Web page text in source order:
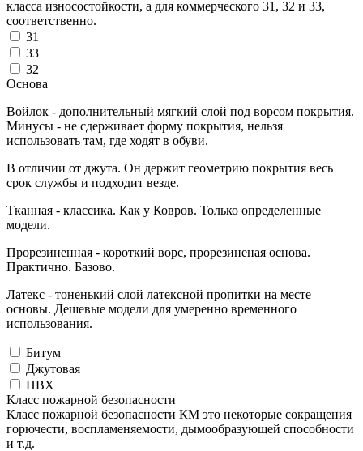
класса износостойкости, а для коммерческого 31, 32 и 33,
соответственно.
31
33
32
Основа
Войлок - дополнительный мягкий слой под ворсом покрытия.
Минусы - не сдерживает форму покрытия, нельзя
использовать там, где ходят в обуви.
В отличии от джута. Он держит геометрию покрытия весь
срок службы и подходит везде.
Тканная - классика. Как у Ковров. Только определенные
модели.
Прорезиненная - короткий ворс, прорезиненая основа.
Практично. Базово.
Латекс - тоненький слой латексной пропитки на месте
основы. Дешевые модели для умеренно временного
использования.
Битум
Джутовая
ПВХ
Класс пожарной безопасности
Класс пожарной безопасности КМ это некоторые сокращения
горючести, воспламеняемости, дымообразующей способности
и т.д.